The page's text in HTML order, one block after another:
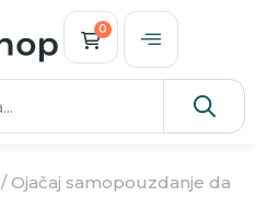
0
/ Ojačaj samopouzdanje da